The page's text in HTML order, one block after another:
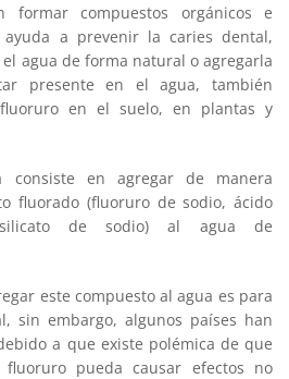
formar compuestos orgánicos e
ayuda a prevenir la caries dental,
agua de forma natural o agregarla
presente en el agua, también
en el suelo, en plantas y
consiste en agregar de manera
fluorado (fluoruro de sodio, ácido
de sodio) al agua de
este compuesto al agua es para
sin embargo, algunos países han
a que existe polémica de que
pueda causar efectos no